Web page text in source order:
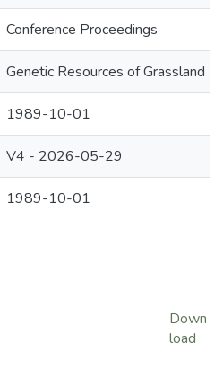
Conference Proceedings
Genetic Resources of Grassland
1989-10-01
V4 - 2026-05-29
1989-10-01
Down
load